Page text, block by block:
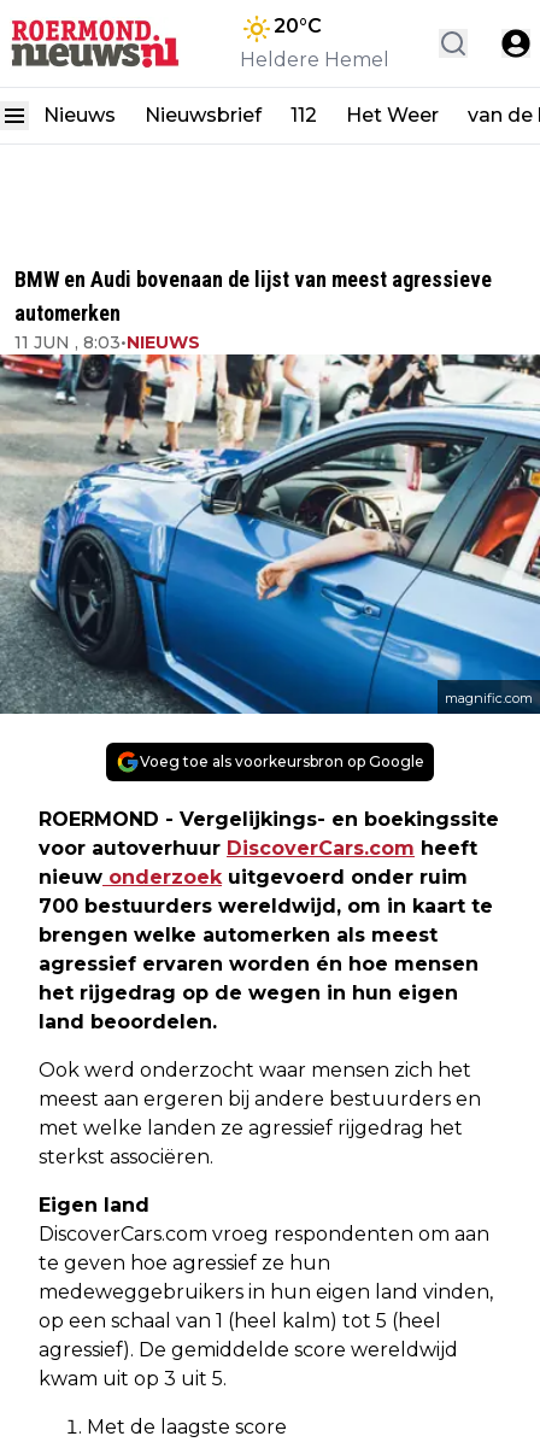
20°C
Heldere Hemel
Nieuws Nieuwsbrief 112 Het Weer van de
BMW en Audi bovenaan de lijst van meest agressieve
automerken
11 JUN , 8:03•NIEUWS
magnific.com
Voeg toe als voorkeursbron op Google
ROERMOND - Vergelijkings- en boekingssite
voor autoverhuur DiscoverCars.com heeft
nieuw onderzoek uitgevoerd onder ruim
700 bestuurders wereldwijd, om in kaart te
brengen welke automerken als meest
agressief ervaren worden én hoe mensen
het rijgedrag op de wegen in hun eigen
land beoordelen.
Ook werd onderzocht waar mensen zich het
meest aan ergeren bij andere bestuurders en
met welke landen ze agressief rijgedrag het
sterkst associëren.
Eigen land
DiscoverCars.com vroeg respondenten om aan
te geven hoe agressief ze hun
medeweggebruikers in hun eigen land vinden,
op een schaal van 1 (heel kalm) tot 5 (heel
agressief). De gemiddelde score wereldwijd
kwam uit op 3 uit 5.
Met de laagste score